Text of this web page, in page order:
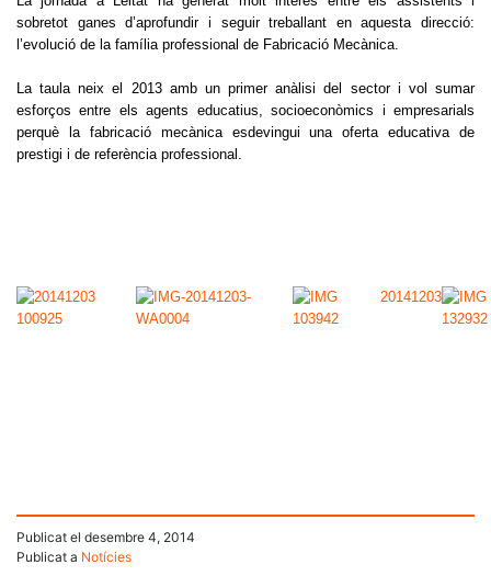
sobretot ganes d’aprofundir i seguir treballant en aquesta direcció:
l’evolució de la família professional de Fabricació Mecànica.
La taula neix el 2013 amb un primer anàlisi del sector i vol sumar
esforços entre els agents educatius, socioeconòmics i empresarials
perquè la fabricació mecànica esdevingui una oferta educativa de
prestigi i de referència professional.
Publicat el desembre 4, 2014
Publicat a Notícies